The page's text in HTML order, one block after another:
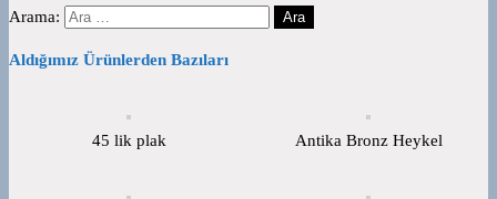
Arama:
Aldığımız Ürünlerden Bazıları
45 lik plak Antika Bronz Heykel